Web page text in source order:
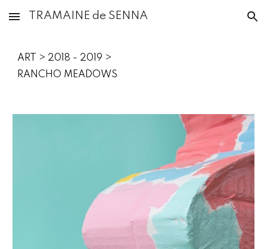
Skip to main content Skip to navigation
TRAMAINE de SENNA
ART > 2018 - 2019 >
RANCHO MEADOWS